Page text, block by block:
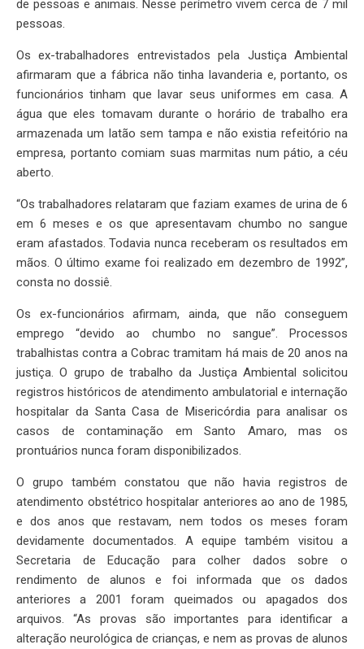
de pessoas e animais. Nesse perímetro vivem cerca de 7 mil
pessoas.
Os ex-trabalhadores entrevistados pela Justiça Ambiental
afirmaram que a fábrica não tinha lavanderia e, portanto, os
funcionários tinham que lavar seus uniformes em casa. A
água que eles tomavam durante o horário de trabalho era
armazenada um latão sem tampa e não existia refeitório na
empresa, portanto comiam suas marmitas num pátio, a céu
aberto.
“Os trabalhadores relataram que faziam exames de urina de 6
em 6 meses e os que apresentavam chumbo no sangue
eram afastados. Todavia nunca receberam os resultados em
mãos. O último exame foi realizado em dezembro de 1992”,
consta no dossiê.
Os ex-funcionários afirmam, ainda, que não conseguem
emprego “devido ao chumbo no sangue”. Processos
trabalhistas contra a Cobrac tramitam há mais de 20 anos na
justiça. O grupo de trabalho da Justiça Ambiental solicitou
registros históricos de atendimento ambulatorial e internação
hospitalar da Santa Casa de Misericórdia para analisar os
casos de contaminação em Santo Amaro, mas os
prontuários nunca foram disponibilizados.
O grupo também constatou que não havia registros de
atendimento obstétrico hospitalar anteriores ao ano de 1985,
e dos anos que restavam, nem todos os meses foram
devidamente documentados. A equipe também visitou a
Secretaria de Educação para colher dados sobre o
rendimento de alunos e foi informada que os dados
anteriores a 2001 foram queimados ou apagados dos
arquivos. “As provas são importantes para identificar a
alteração neurológica de crianças, e nem as provas de alunos